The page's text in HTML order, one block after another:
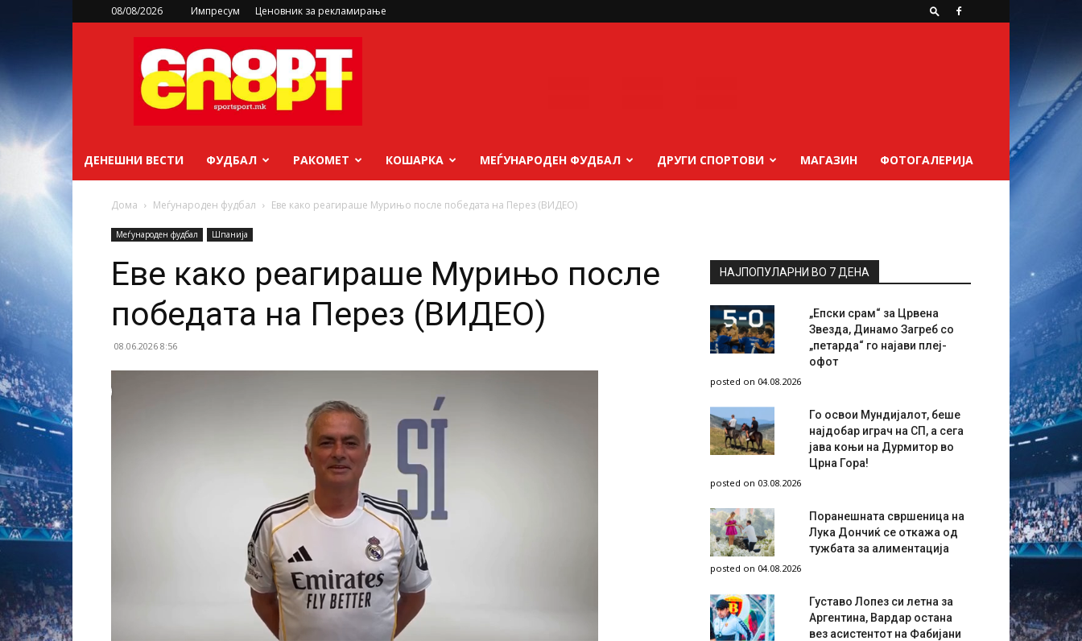
08/08/2026 Импресум Ценовник за рекламирање
sportsport.mk
ДЕНЕШНИ ВЕСТИ ФУДБАЛ РАКОМЕТ КОШАРКА МЕЃУНАРОДЕН ФУДБАЛ ДРУГИ СПОРТОВИ МАГАЗИН ФОТОГАЛЕРИЈА
Дома Меѓународен фудбал Еве како реагираше Мурињо после победата на Перез (ВИДЕО)
Меѓународен фудбал Шпанија
Еве како реагираше Мурињо после
победата на Перез (ВИДЕО)
08.06.2026 8:56
НАЈПОПУЛАРНИ ВО 7 ДЕНА
„Епски срам“ за Црвена
Звезда, Динамо Загреб со
„петарда“ го најави плеј-
офот
posted on 04.08.2026
Го освои Мундијалот, беше
најдобар играч на СП, а сега
јава коњи на Дурмитор во
Црна Гора!
posted on 03.08.2026
Поранешната свршеница на
Лука Дончиќ се откажа од
тужбата за алиментација
posted on 04.08.2026
Густаво Лопез си летна за
Аргентина, Вардар остана
вез асистентот на Фабијани